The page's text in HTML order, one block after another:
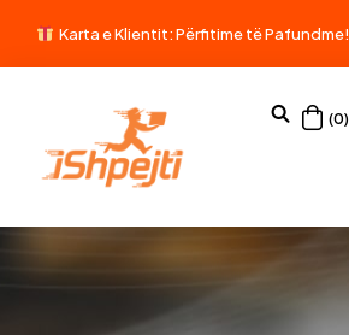
Karta e Klientit: Përfitime të Pafundme!
(0)